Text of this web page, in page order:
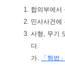
1. 합의부에서
2. 민사사건에
3. 사형, 무기
다.
가.
「형법